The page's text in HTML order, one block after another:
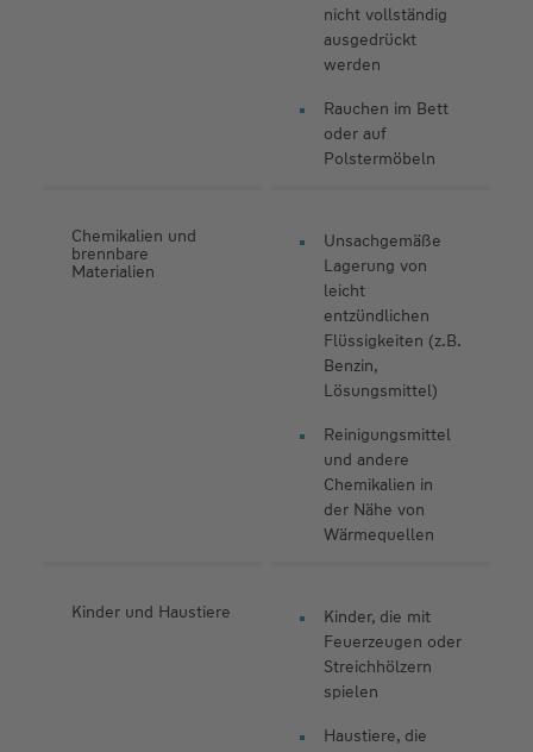
nicht vollständig
ausgedrückt
werden
Rauchen im Bett
oder auf
Polstermöbeln
Chemikalien und
brennbare
Materialien
Unsachgemäße
Lagerung von
leicht
entzündlichen
Flüssigkeiten (z.B.
Benzin,
Lösungsmittel)
Reinigungsmittel
und andere
Chemikalien in
der Nähe von
Wärmequellen
Kinder und Haustiere
Kinder, die mit
Feuerzeugen oder
Streichhölzern
spielen
Haustiere, die